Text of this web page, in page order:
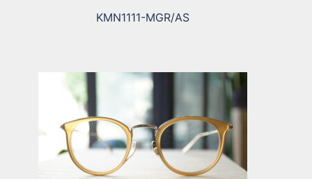
KMN1111-MGR/AS